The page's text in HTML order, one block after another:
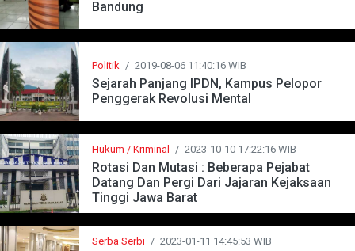
Bandung
Politik / 2019-08-06 11:40:16 WIB
Sejarah Panjang IPDN, Kampus Pelopor
Penggerak Revolusi Mental
Hukum / Kriminal / 2023-10-10 17:22:16 WIB
Rotasi Dan Mutasi : Beberapa Pejabat
Datang Dan Pergi Dari Jajaran Kejaksaan
Tinggi Jawa Barat
Serba Serbi / 2023-01-11 14:45:53 WIB